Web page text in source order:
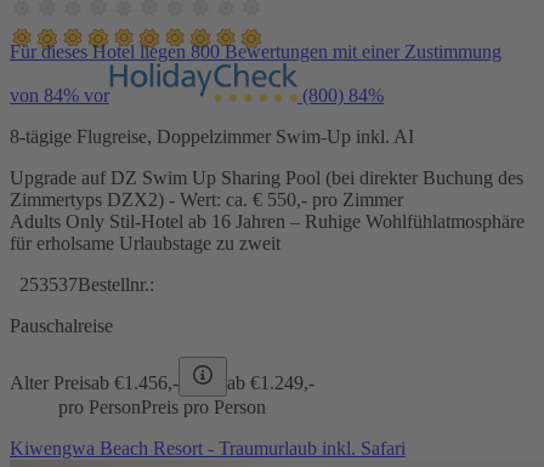
Für dieses Hotel liegen 800 Bewertungen mit einer Zustimmung
von 84% vor (800) 84%
8-tägige Flugreise, Doppelzimmer Swim-Up inkl. AI
Upgrade auf DZ Swim Up Sharing Pool (bei direkter Buchung des
Zimmertyps DZX2) - Wert: ca. € 550,- pro Zimmer
Adults Only Stil-Hotel ab 16 Jahren – Ruhige Wohlfühlatmosphäre
für erholsame Urlaubstage zu zweit
253537Bestellnr.:
Pauschalreise
Alter Preisab €1.456,- ab €1.249,-
pro PersonPreis pro Person
Kiwengwa Beach Resort - Traumurlaub inkl. Safari